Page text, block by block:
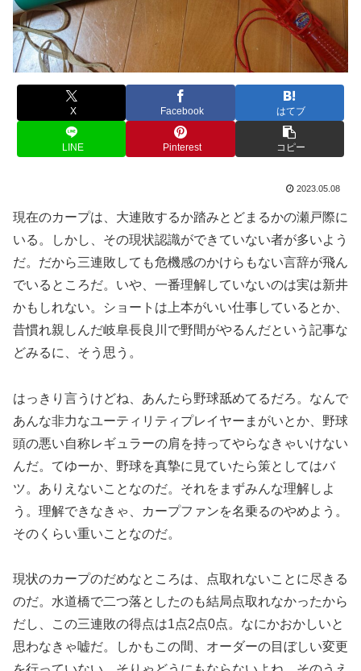
X Facebook はてブ
LINE Pinterest コピー
2023.05.08
現在のカープは、大連敗するか踏みとどまるかの瀬戸際に
いる。しかし、その現状認識ができていない者が多いよう
だ。だから三連敗しても危機感のかけらもない言辞が飛ん
でいるところだ。いや、一番理解していないのは実は新井
かもしれない。ショートは上本がいい仕事しているとか、
昔慣れ親しんだ岐阜長良川で野間がやるんだという記事な
どみるに、そう思う。
はっきり言うけどね、あんたら野球舐めてるだろ。なんで
あんな非力なユーティリティプレイヤーまがいとか、野球
頭の悪い自称レギュラーの肩を持ってやらなきゃいけない
んだ。てゆーか、野球を真摯に見ていたら策としてはバ
ツ。ありえないことなのだ。それをまずみんな理解しよ
う。理解できなきゃ、カープファンを名乗るのやめよう。
そのくらい重いことなのだ。
現状のカープのだめなところは、点取れないことに尽きる
のだ。水道橋で二つ落としたのも結局点取れなかったから
だし、この三連敗の得点は1点2点0点。なにかおかしいと
思わなきゃ嘘だ。しかもこの間、オーダーの目ぼしい変更